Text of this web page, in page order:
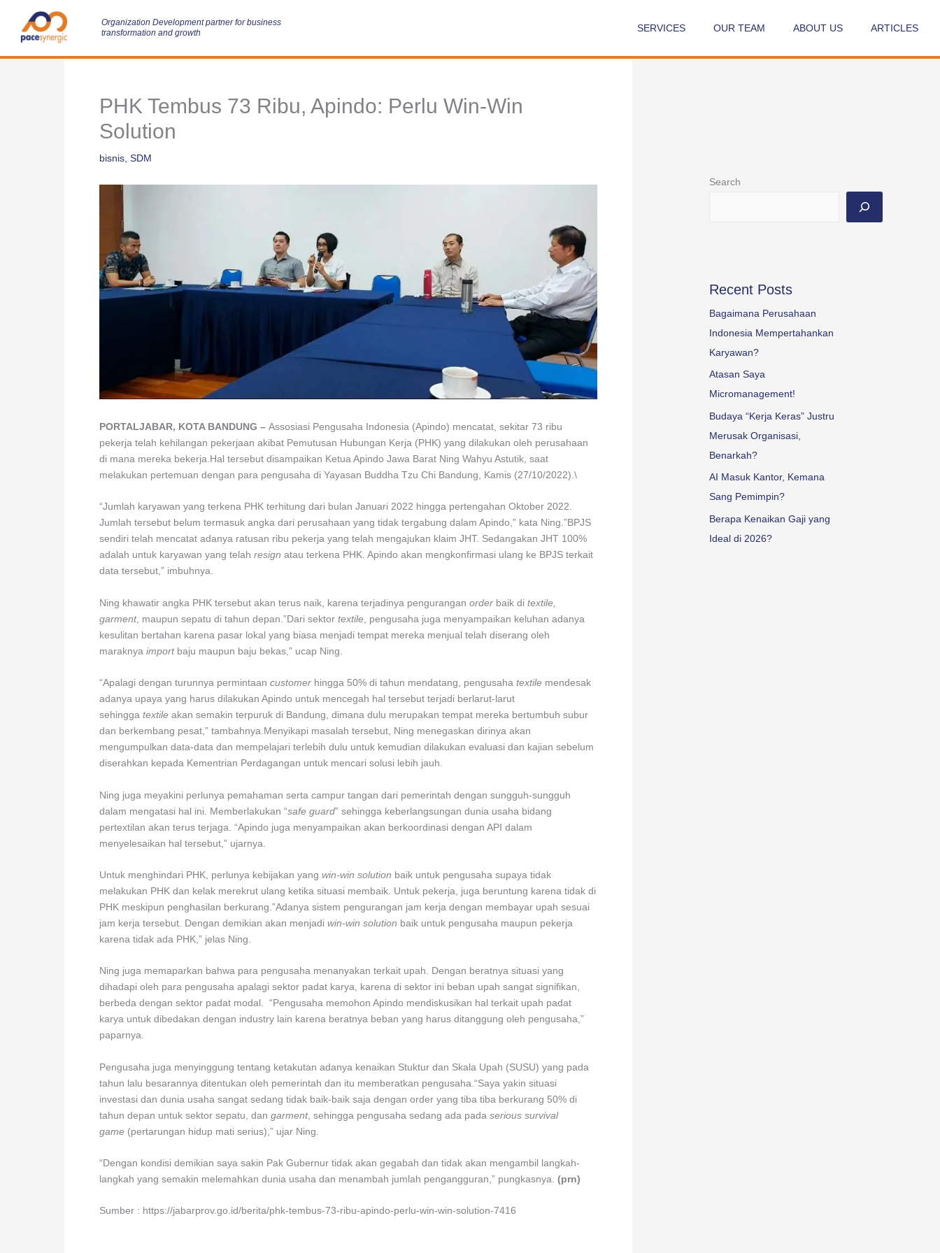
content
Organization Development partner for business
transformation and growth
SERVICES OUR TEAM ABOUT US ARTICLES
PHK Tembus 73 Ribu, Apindo: Perlu Win-Win
Solution
bisnis SDM
PORTALJABAR, KOTA BANDUNG – Assosiasi Pengusaha Indonesia (Apindo) mencatat, sekitar 73 ribu
pekerja telah kehilangan pekerjaan akibat Pemutusan Hubungan Kerja (PHK) yang dilakukan oleh perusahaan
di mana mereka bekerja.Hal tersebut disampaikan Ketua Apindo Jawa Barat Ning Wahyu Astutik, saat
melakukan pertemuan dengan para pengusaha di Yayasan Buddha Tzu Chi Bandung, Kamis (27/10/2022).\
“Jumlah karyawan yang terkena PHK terhitung dari bulan Januari 2022 hingga pertengahan Oktober 2022.
Jumlah tersebut belum termasuk angka dari perusahaan yang tidak tergabung dalam Apindo,” kata Ning.”BPJS
sendiri telah mencatat adanya ratusan ribu pekerja yang telah mengajukan klaim JHT. Sedangakan JHT 100%
adalah untuk karyawan yang telah resign atau terkena PHK. Apindo akan mengkonfirmasi ulang ke BPJS terkait
data tersebut,” imbuhnya.
Ning khawatir angka PHK tersebut akan terus naik, karena terjadinya pengurangan order baik di textile,
garment, maupun sepatu di tahun depan.”Dari sektor textile , pengusaha juga menyampaikan keluhan adanya
kesulitan bertahan karena pasar lokal yang biasa menjadi tempat mereka menjual telah diserang oleh
maraknya import baju maupun baju bekas,” ucap Ning.
“Apalagi dengan turunnya permintaan customer hingga 50% di tahun mendatang, pengusaha textile mendesak
adanya upaya yang harus dilakukan Apindo untuk mencegah hal tersebut terjadi berlarut-larut
sehingga textile akan semakin terpuruk di Bandung, dimana dulu merupakan tempat mereka bertumbuh subur
dan berkembang pesat,” tambahnya.Menyikapi masalah tersebut, Ning menegaskan dirinya akan
mengumpulkan data-data dan mempelajari terlebih dulu untuk kemudian dilakukan evaluasi dan kajian sebelum
diserahkan kepada Kementrian Perdagangan untuk mencari solusi lebih jauh.
Ning juga meyakini perlunya pemahaman serta campur tangan dari pemerintah dengan sungguh-sungguh
dalam mengatasi hal ini. Memberlakukan “safe guard” sehingga keberlangsungan dunia usaha bidang
pertextilan akan terus terjaga. “Apindo juga menyampaikan akan berkoordinasi dengan API dalam
menyelesaikan hal tersebut,” ujarnya.
Untuk menghindari PHK, perlunya kebijakan yang win-win solution baik untuk pengusaha supaya tidak
melakukan PHK dan kelak merekrut ulang ketika situasi membaik. Untuk pekerja, juga beruntung karena tidak di
PHK meskipun penghasilan berkurang.”Adanya sistem pengurangan jam kerja dengan membayar upah sesuai
jam kerja tersebut. Dengan demikian akan menjadi win-win solution baik untuk pengusaha maupun pekerja
karena tidak ada PHK,” jelas Ning.
Ning juga memaparkan bahwa para pengusaha menanyakan terkait upah. Dengan beratnya situasi yang
dihadapi oleh para pengusaha apalagi sektor padat karya, karena di sektor ini beban upah sangat signifikan,
berbeda dengan sektor padat modal. “Pengusaha memohon Apindo mendiskusikan hal terkait upah padat
karya untuk dibedakan dengan industry lain karena beratnya beban yang harus ditanggung oleh pengusaha,”
paparnya.
Pengusaha juga menyinggung tentang ketakutan adanya kenaikan Stuktur dan Skala Upah (SUSU) yang pada
tahun lalu besarannya ditentukan oleh pemerintah dan itu memberatkan pengusaha.“Saya yakin situasi
investasi dan dunia usaha sangat sedang tidak baik-baik saja dengan order yang tiba tiba berkurang 50% di
tahun depan untuk sektor sepatu, dan garment, sehingga pengusaha sedang ada pada serious survival
game (pertarungan hidup mati serius),” ujar Ning.
“Dengan kondisi demikian saya sakin Pak Gubernur tidak akan gegabah dan tidak akan mengambil langkah-
langkah yang semakin melemahkan dunia usaha dan menambah jumlah pengangguran,” pungkasnya. (prn)
Sumber : https://jabarprov.go.id/berita/phk-tembus-73-ribu-apindo-perlu-win-win-solution-7416
Search
Recent Posts
Bagaimana Perusahaan
Indonesia Mempertahankan
Karyawan?
Atasan Saya
Micromanagement!
Budaya “Kerja Keras” Justru
Merusak Organisasi,
Benarkah?
AI Masuk Kantor, Kemana
Sang Pemimpin?
Berapa Kenaikan Gaji yang
Ideal di 2026?